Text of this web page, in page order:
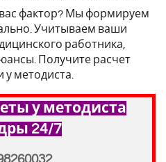
фактор? Мы формируем
Учитываем ваши
работника,
Получите расчет
методиста.
у методиста
24/7